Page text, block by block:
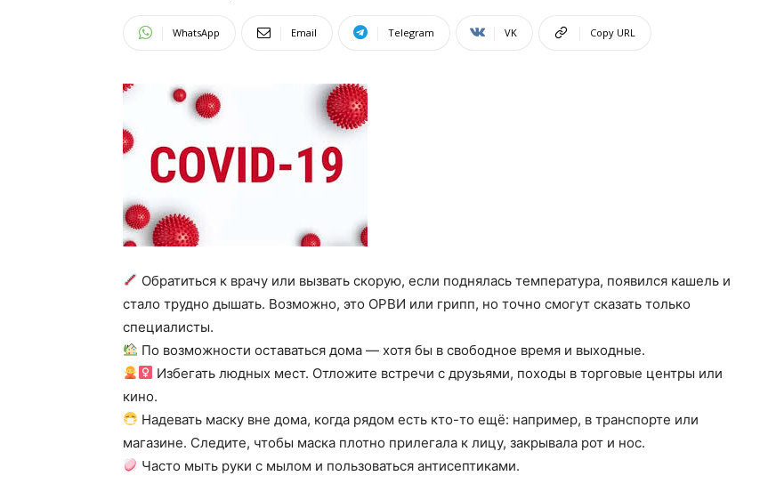
WhatsApp Email Telegram VK Copy URL
Обратиться к​ врачу или вызвать скорую, если поднялась температура, появился кашель и​
стало трудно дышать. Возможно, это ОРВИ или грипп, но​ точно смогут сказать только
специалисты.
По​ возможности оставаться дома​ — хотя​ бы в​ свободное время и​ выходные.
Избегать людных мест. Отложите встречи с​ друзьями, походы в​ торговые центры или
кино.
Надевать маску вне дома, когда рядом есть кто-то ещё: например, в​ транспорте или
магазине. Следите, чтобы маска плотно прилегала к​ лицу, закрывала рот и​ нос.
Часто мыть руки с​ мылом и​ пользоваться антисептиками.